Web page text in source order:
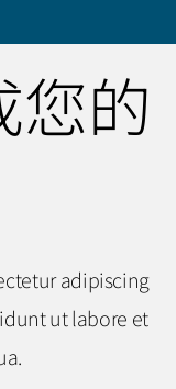
您的
adipiscing
ut labore et